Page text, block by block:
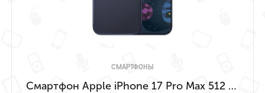
СМАРТФОНЫ
Смартфон Apple iPhone 17 Pro Max 512 ГБ («Насыщенный синий» | Deep Blue) Имеет недостаток в виде невозможности предустановки RuStore